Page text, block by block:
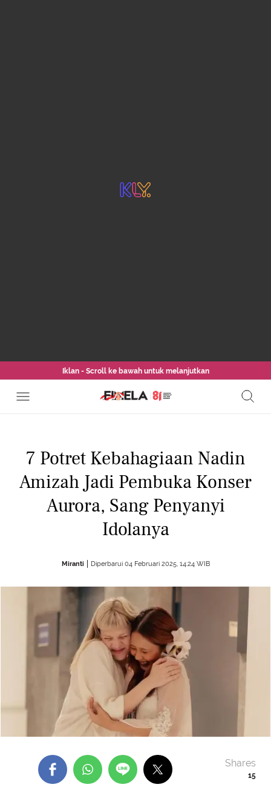
Iklan - Scroll ke bawah untuk melanjutkan
7 Potret Kebahagiaan Nadin
Amizah Jadi Pembuka Konser
Aurora, Sang Penyanyi
Idolanya
Miranti Diperbarui 04 Februari 2025, 14:24 WIB
15
Shares